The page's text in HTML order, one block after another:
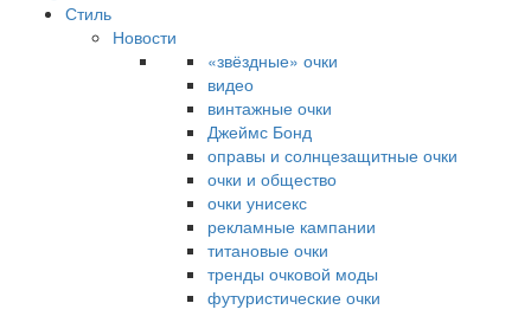
Стиль
Новости
«звёздные» очки
видео
винтажные очки
Джеймс Бонд
оправы и солнцезащитные очки
очки и общество
очки унисекс
рекламные кампании
титановые очки
тренды очковой моды
футуристические очки